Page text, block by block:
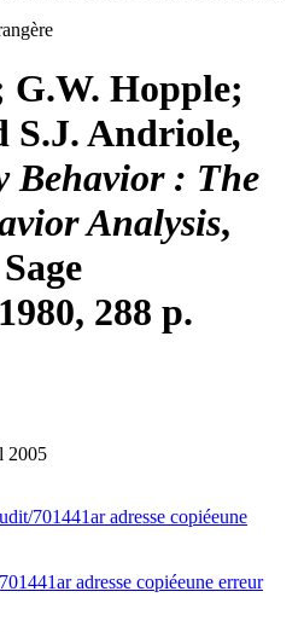
Hopple;
S.J. Andriole,
Behavior : The
Analysis,
288 p.
2005
701441aradresse copiéeune
adresse copiéeune erreur